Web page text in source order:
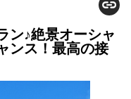
ン♪絶景オーシャ
ンス！最高の接